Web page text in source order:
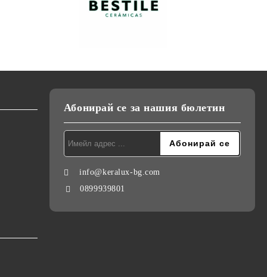
Абонирай се за нашия бюлетин
info@keralux-bg.com
0899939801